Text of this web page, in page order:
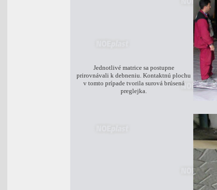
Jednotlivé matrice sa postupne
prirovnávali k debneniu. Kontaktnú plochu
v tomto prípade tvorila surová brúsená
preglejka.